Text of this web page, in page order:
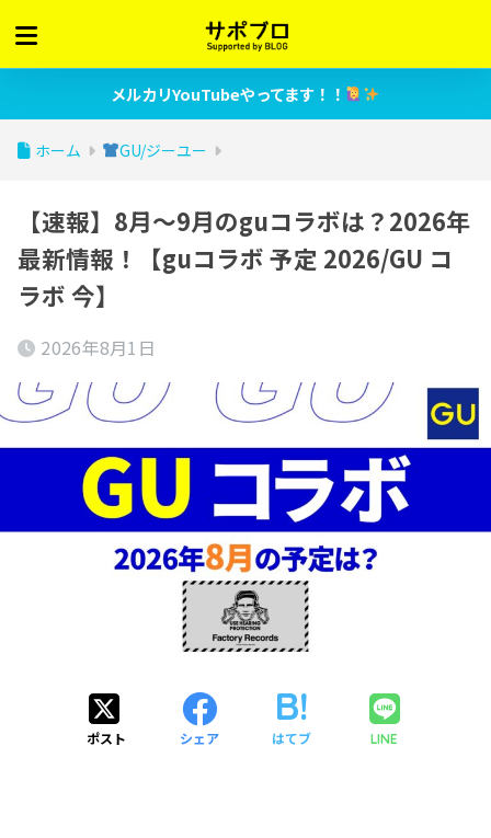
メルカリYouTubeやってます！！
ホーム GU/ジーユー
【速報】8月～9月のguコラボは？2026年
最新情報！【guコラボ 予定 2026/GU コ
ラボ 今】
2026年8月1日
ポスト シェア はてブ LINE